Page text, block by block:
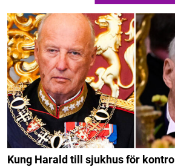
Kung Harald till sjukhus för kontroll